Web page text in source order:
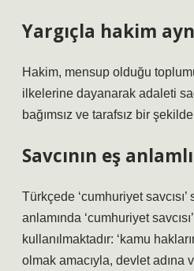
Yargıçla hakim
Hakim, mensup olduğu
ilkelerine dayanarak adaleti
bağımsız ve tarafsız bir
Savcının eş
Türkçede ‘cumhuriyet savcısı’
anlamında ‘cumhuriyet
kullanılmaktadır: ‘kamu
olmak amacıyla, devlet adına